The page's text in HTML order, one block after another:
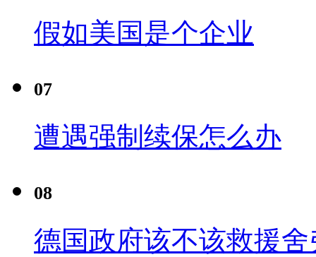
假如美国是个企业
07
遭遇强制续保怎么办
08
德国政府该不该救援舍